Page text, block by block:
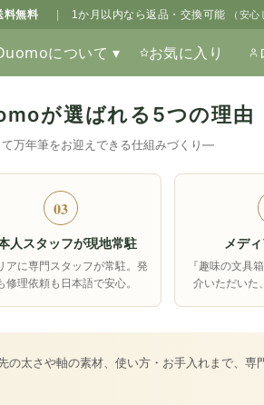
料無料 1か月以内なら返品・交換可能 （安
について ▾ お気に入り
が選ばれる5つの理由
万年筆をお迎えできる仕組みづくり―
03
人スタッフが現地常駐
アに専門スタッフが常駐。発
修理依頼も日本語で安心。
メデ
『趣味の文具
介いただいた
太さや軸の素材、使い方・お手入れまで、専